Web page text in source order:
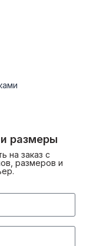
размеры
на заказ с
размеров и